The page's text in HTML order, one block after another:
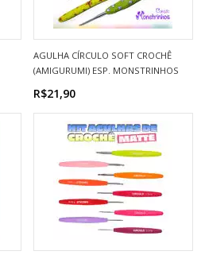
AGULHA CÍRCULO SOFT CROCHÊ
(AMIGURUMI) ESP. MONSTRINHOS
R$21,90